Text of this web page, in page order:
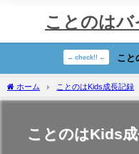
ことのは
→ check!! ← こと
ホーム ことのはKids成長記録
ことのはKids